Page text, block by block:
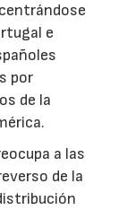
e
por
de la
a las
de la